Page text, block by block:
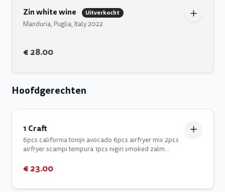
Zin white wine Uitverkocht
Manduria, Puglia, Italy 2022
€ 28.00
Hoofdgerechten
1 Craft
6pcs california tonijn avocado 6pcs airfryer mix 2pcs
airfryer scampi tempura 1pcs nigiri smoked zalm
flambee
€ 23.00